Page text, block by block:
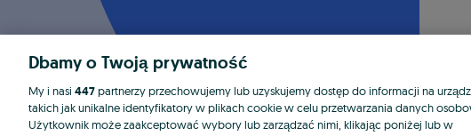
Dbamy o Twoją prywatność
My i nasi 447partnerzy przechowujemy lub uzyskujemy dostęp do informacji na
takich jak unikalne identyfikatory w plikach cookie w celu przetwarzania danych
Użytkownik może zaakceptować wybory lub zarządzać nimi, klikając poniżej lub w